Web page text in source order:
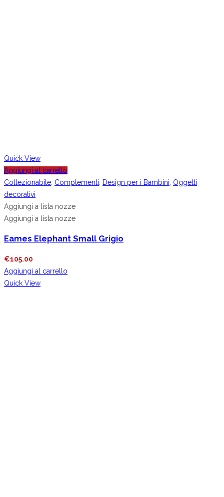
Quick View
Aggiungi al carrello
Collezionabile, Complementi, Design per i Bambini, Oggetti
decorativi
Aggiungi a lista nozze
Aggiungi a lista nozze
Eames Elephant Small Grigio
€105.00
Aggiungi al carrello
Quick View